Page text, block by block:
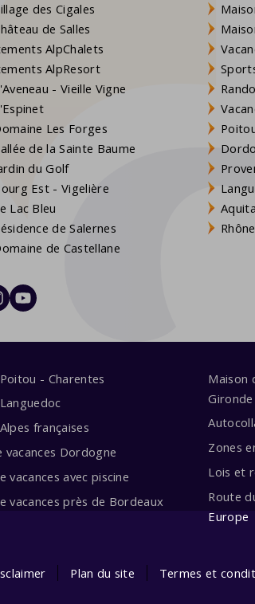
des Cigales
de Salles
AlpChalets
AlpResort
- Vieille Vigne
Les Forges
de la Sainte Baume
du Golf
Est - Vigelière
Lac Bleu
de Salernes
de Castellane
- Charentes
françaises
vacances Dordogne
vacances avec piscine
vacances près de Bordeaux
Maison
Gironde
Zones
Lois et
Route
Europe
Plan du site Termes et